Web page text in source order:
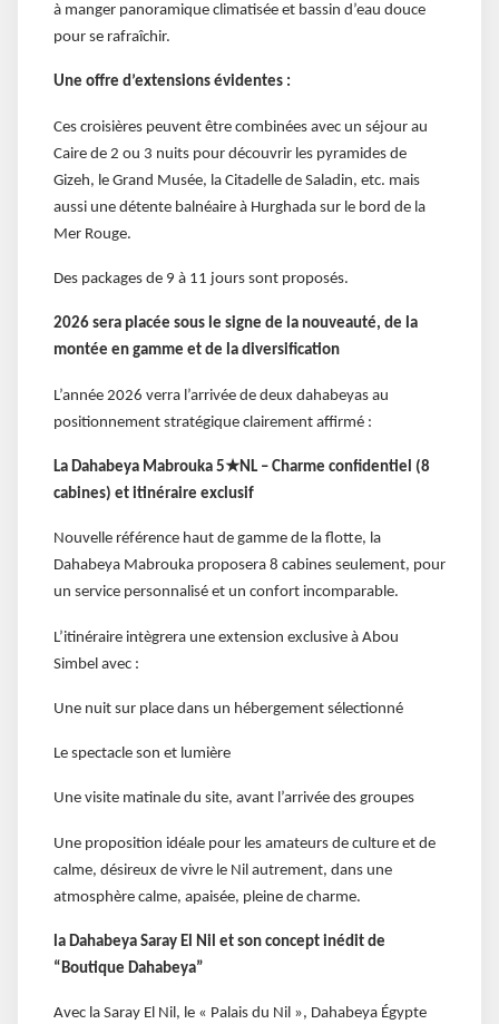
à manger panoramique climatisée et bassin d’eau douce
pour se rafraîchir.
Une offre d’extensions évidentes :
Ces croisières peuvent être combinées avec un séjour au
Caire de 2 ou 3 nuits pour découvrir les pyramides de
Gizeh, le Grand Musée, la Citadelle de Saladin, etc. mais
aussi une détente balnéaire à Hurghada sur le bord de la
Mer Rouge.
Des packages de 9 à 11 jours sont proposés.
2026 sera placée sous le signe de la nouveauté, de la
montée en gamme et de la diversification
L’année 2026 verra l’arrivée de deux dahabeyas au
positionnement stratégique clairement affirmé :
La Dahabeya Mabrouka 5★NL – Charme confidentiel (8
cabines) et itinéraire exclusif
Nouvelle référence haut de gamme de la flotte, la
Dahabeya Mabrouka proposera 8 cabines seulement, pour
un service personnalisé et un confort incomparable.
L’itinéraire intègrera une extension exclusive à Abou
Simbel avec :
Une nuit sur place dans un hébergement sélectionné
Le spectacle son et lumière
Une visite matinale du site, avant l’arrivée des groupes
Une proposition idéale pour les amateurs de culture et de
calme, désireux de vivre le Nil autrement, dans une
atmosphère calme, apaisée, pleine de charme.
la Dahabeya Saray El Nil et son concept inédit de
“Boutique Dahabeya”
Avec la Saray El Nil, le « Palais du Nil », Dahabeya Égypte